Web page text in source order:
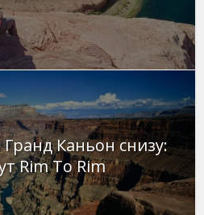
Каньон снизу:
Rim To Rim